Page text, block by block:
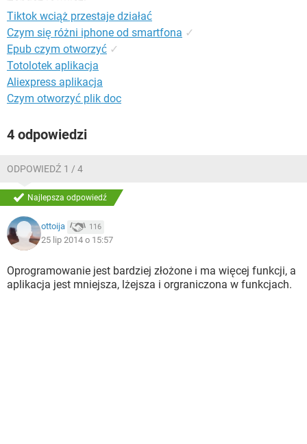
Tiktok wciąż przestaje działać
Czym się różni iphone od smartfona ✓
Epub czym otworzyć ✓
Totolotek aplikacja
Aliexpress aplikacja
Czym otworzyć plik doc
4 odpowiedzi
ODPOWIEDŹ 1 / 4
Najlepsza odpowiedź
ottoija 116
25 lip 2014 o 15:57
Oprogramowanie jest bardziej złożone i ma więcej funkcji, a
aplikacja jest mniejsza, lżejsza i orgraniczona w funkcjach.